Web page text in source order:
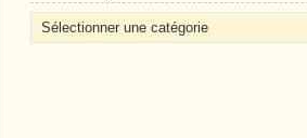
Nos
catégorie